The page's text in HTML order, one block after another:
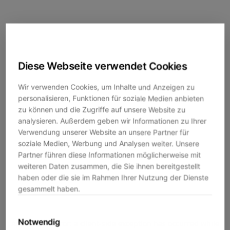
Diese Webseite verwendet Cookies
Wir verwenden Cookies, um Inhalte und Anzeigen zu
personalisieren, Funktionen für soziale Medien anbieten
zu können und die Zugriffe auf unsere Website zu
analysieren. Außerdem geben wir Informationen zu Ihrer
Verwendung unserer Website an unsere Partner für
soziale Medien, Werbung und Analysen weiter. Unsere
Partner führen diese Informationen möglicherweise mit
weiteren Daten zusammen, die Sie ihnen bereitgestellt
haben oder die sie im Rahmen Ihrer Nutzung der Dienste
gesammelt haben.
Notwendig
Application error: a